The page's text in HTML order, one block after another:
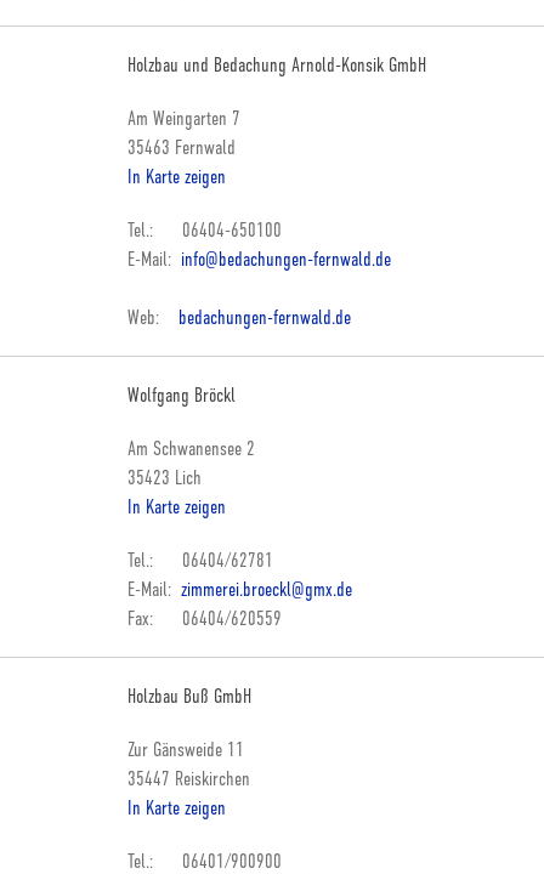
Holzbau und Bedachung Arnold-Konsik GmbH
Am Weingarten 7
35463 Fernwald
In Karte zeigen
Tel.: 06404-650100
E-Mail: info@bedachungen-fernwald.de
Web: bedachungen-fernwald.de
Wolfgang Bröckl
Am Schwanensee 2
35423 Lich
In Karte zeigen
Tel.: 06404/62781
E-Mail: zimmerei.broeckl@gmx.de
Fax: 06404/620559
Holzbau Buß GmbH
Zur Gänsweide 11
35447 Reiskirchen
In Karte zeigen
Tel.: 06401/900900